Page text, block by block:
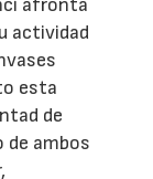
afronta
actividad
esta
de
de ambos